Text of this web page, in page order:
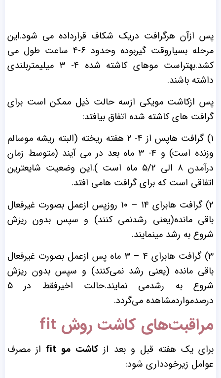
پس ازآن هرگرافت دریک شکاف قرارداده می شود.این
مرحله بسیاروقت گیربوده وحدود ۶-۴ ساعت طول می
کشد.بهتراست موهای کاشته شده ۴- ۳ میلیمتربلندی
داشته باشند.
پس ازکاشت مویکی ازسه حالت ذیل ممکن است برای
گرافت های کاشته شده اتفاق بیافتد:
۱) گرافت هاپس از ۴- ۲ هفته ریخته (البته ریشه موسالم
وزنده است) و ۴- ۳ ماه بعد در می آیند (متوسط زمان
درآمدن ۸ الی ۵/۲ ماه است ).این وضعیت شایعترین
اتفاقی است که برای گرافت هامی افتد.
۲) گرافت هابرای ۱۴ – ۱۰ روزپس ازعمل بصورت غیرفعال
باقی مانده(یعنی رشدنمی کنند) و سپس بدون ریزش
شروع به رشد مینمایند.
۳) گرافت هابرای ۴ – ۳ ماه پس ازعمل بصورت غیرفعال
باقی مانده (یعنی رشد نمی‌کنند) و سپس بدون ریزش
شروع به رشدمی نمایند.حالت اخیرفقط در ۵
درصدمواردمشاهده می‌گردد.
مراقبت‌های کاشت روش fit
برای یک هفته قبل و بعد ازکاشت مو fit
از مصرف
عوامل زیرخودداری شود: